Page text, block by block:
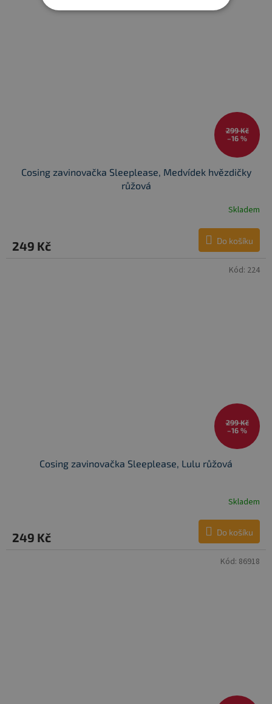
299 Kč
–16 %
Cosing zavinovačka Sleeplease, Medvídek hvězdičky
růžová
Skladem
249 Kč Do košíku
299 Kč
–16 %
Cosing zavinovačka Sleeplease, Lulu růžová
Skladem
249 Kč Do košíku
Kód: 224
Kód: 86918